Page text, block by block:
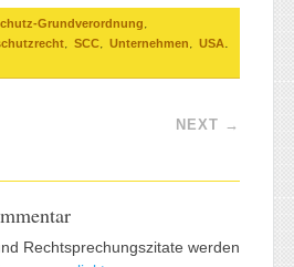
Grundverordnung,
, SCC, Unternehmen, USA.
NEXT →
Rechtsprechungszitate werden